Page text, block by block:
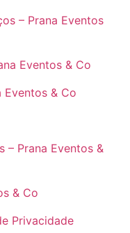
– Prana Eventos
Eventos & Co
Eventos & Co
– Prana Eventos &
& Co
Privacidade